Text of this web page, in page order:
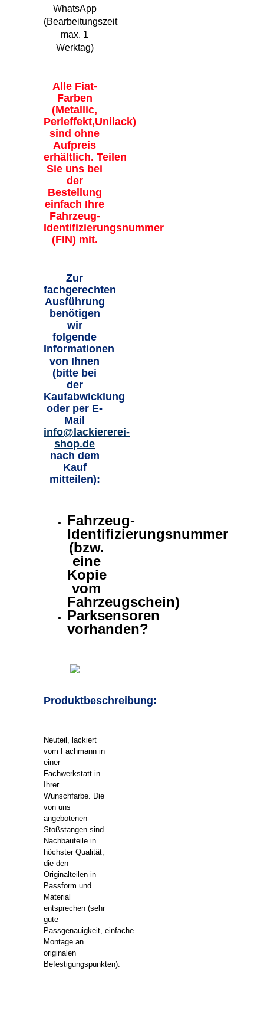
WhatsApp
(Bearbeitungszeit
max. 1
Werktag)
Alle Fiat-
Farben
(Metallic,
Perleffekt,Unilack)
sind ohne
Aufpreis
erhältlich. Teilen
Sie uns bei
der
Bestellung
einfach Ihre
Fahrzeug-
Identifizierungsnummer
(FIN) mit.
Zur
fachgerechten
Ausführung
benötigen
wir
folgende
Informationen
von Ihnen
(bitte bei
der
Kaufabwicklung
oder per E-
Mail
info@lackiererei-
shop.de
nach dem
Kauf
mitteilen):
Fahrzeug-
Identifizierungsnummer
(bzw.
eine
Kopie
vom
Fahrzeugschein)
Parksensoren
vorhanden?
Produktbeschreibung:
Neuteil, lackiert
vom Fachmann in
einer
Fachwerkstatt in
Ihrer
Wunschfarbe. Die
von uns
angebotenen
Stoßstangen sind
Nachbauteile in
höchster Qualität,
die den
Originalteilen in
Passform und
Material
entsprechen (sehr
gute
Passgenauigkeit, einfache
Montage an
originalen
Befestigungspunkten).